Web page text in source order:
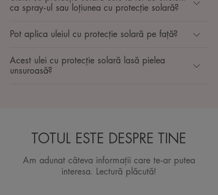
ca spray-ul sau loțiunea cu protecție solară?
Pot aplica uleiul cu protecție solară pe față?
Acest ulei cu protecție solară lasă pielea
unsuroasă?
TOTUL ESTE DESPRE TINE
Am adunat câteva informații care te-ar putea
interesa. Lectură plăcută!